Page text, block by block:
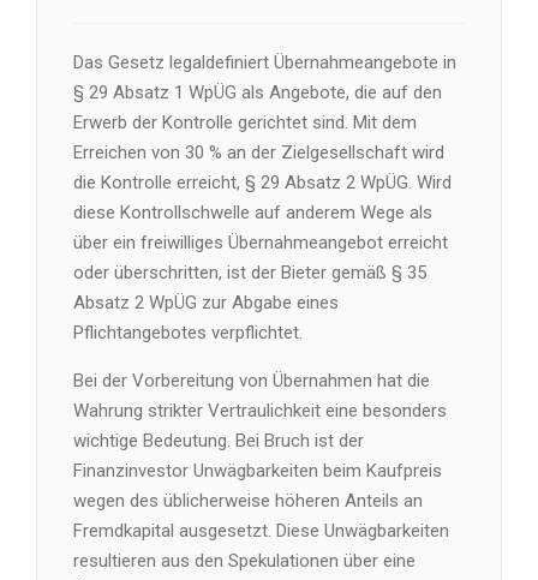
Das Gesetz legaldefiniert Übernahmeangebote in
§ 29 Absatz 1 WpÜG als Angebote, die auf den
Erwerb der Kontrolle gerichtet sind. Mit dem
Erreichen von 30 % an der Zielgesellschaft wird
die Kontrolle erreicht, § 29 Absatz 2 WpÜG. Wird
diese Kontrollschwelle auf anderem Wege als
über ein freiwilliges Übernahmeangebot erreicht
oder überschritten, ist der Bieter gemäß § 35
Absatz 2 WpÜG zur Abgabe eines
Pflichtangebotes verpflichtet.
Bei der Vorbereitung von Übernahmen hat die
Wahrung strikter Vertraulichkeit eine besonders
wichtige Bedeutung. Bei Bruch ist der
Finanzinvestor Unwägbarkeiten beim Kaufpreis
wegen des üblicherweise höheren Anteils an
Fremdkapital ausgesetzt. Diese Unwägbarkeiten
resultieren aus den Spekulationen über eine